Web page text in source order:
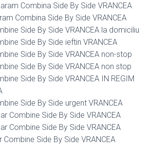
Combina Side By Side VRANCEA
Combina Side By Side VRANCEA
Side By Side VRANCEA la domiciliu
Side By Side ieftin VRANCEA
Side By Side VRANCEA non-stop
Side By Side VRANCEA non stop
Side By Side VRANCEA IN REGIM
Side By Side urgent VRANCEA
Combine Side By Side VRANCEA
Combine Side By Side VRANCEA
Combine Side By Side VRANCEA